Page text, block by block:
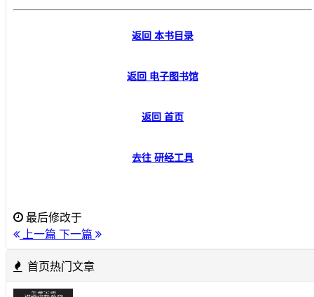
返回 本书目录
返回 电子图书馆
返回 首页
去往 研经工具
最后修改于
上一篇 下一篇
首页热门文章